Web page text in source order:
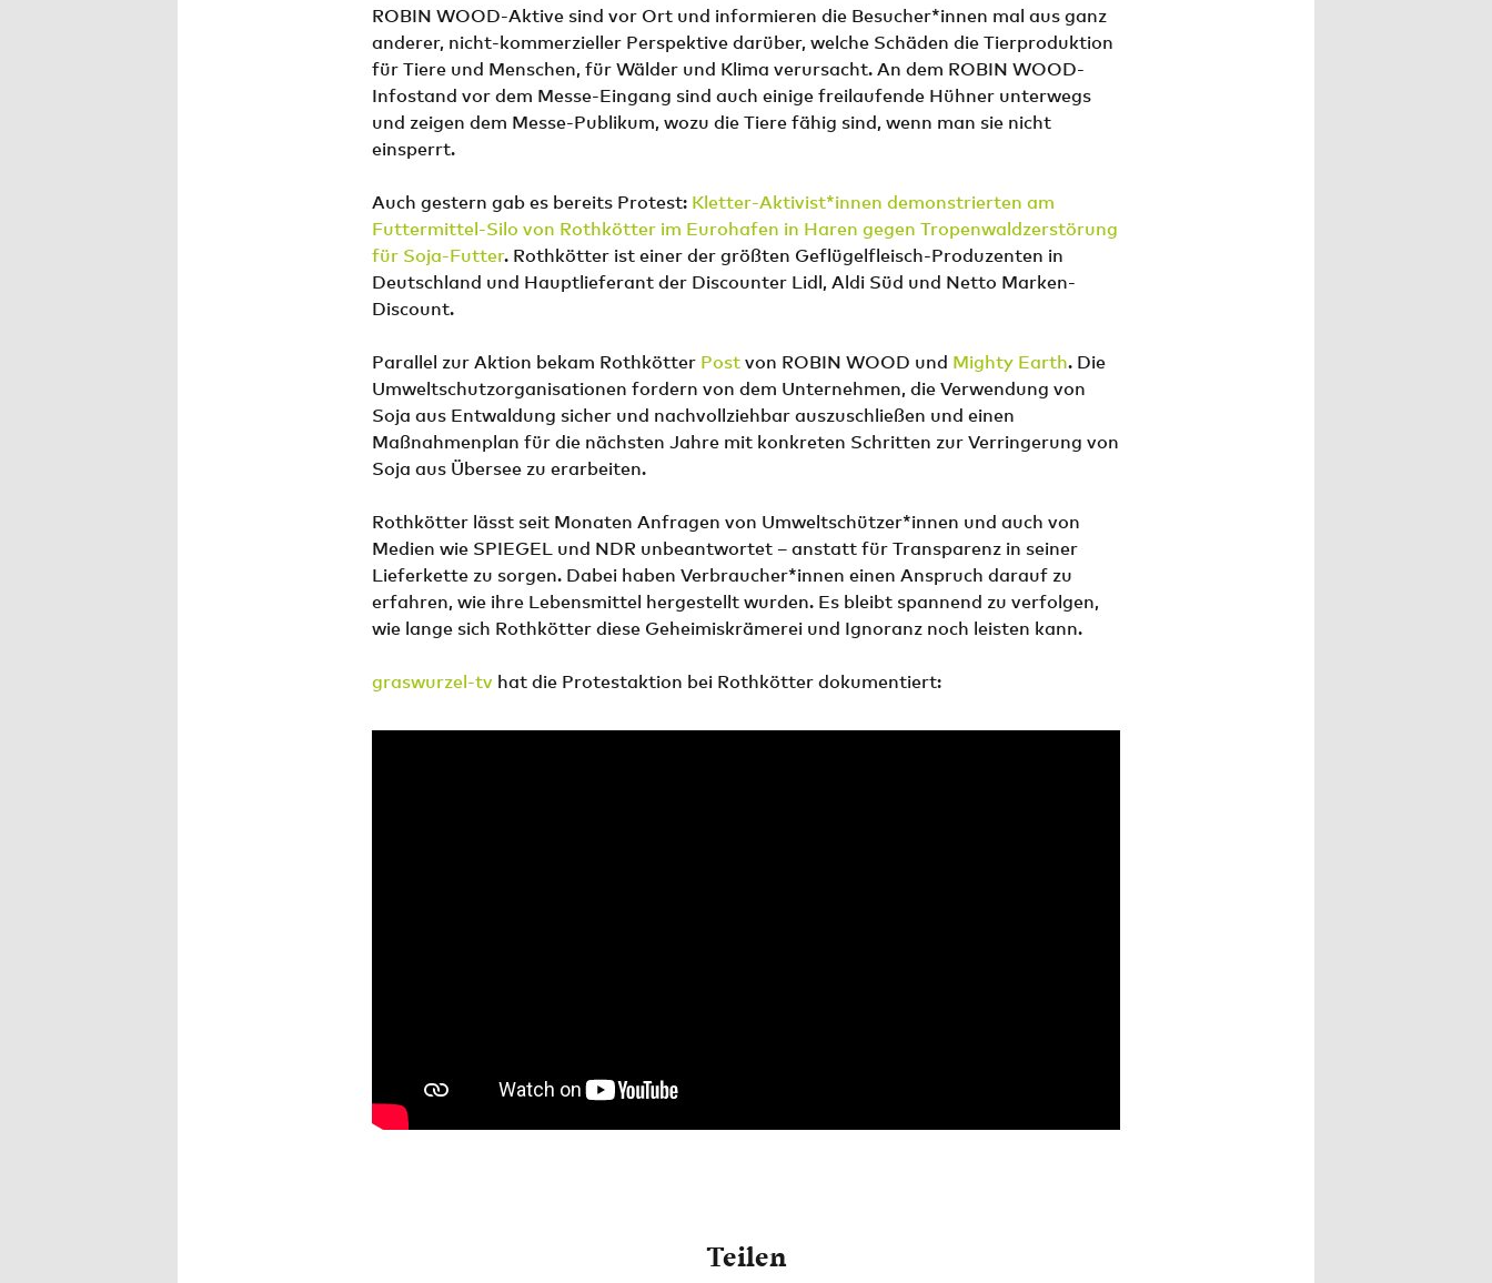
ROBIN WOOD-Aktive sind vor Ort und informieren die Besucher*innen mal aus ganz
anderer, nicht-kommerzieller Perspektive darüber, welche Schäden die Tierproduktion
für Tiere und Menschen, für Wälder und Klima verursacht. An dem ROBIN WOOD-
Infostand vor dem Messe-Eingang sind auch einige freilaufende Hühner unterwegs
und zeigen dem Messe-Publikum, wozu die Tiere fähig sind, wenn man sie nicht
einsperrt.
Auch gestern gab es bereits Protest: Kletter-Aktivist*innen demonstrierten am
Futtermittel-Silo von Rothkötter im Eurohafen in Haren gegen Tropenwaldzerstörung
für Soja-Futter. Rothkötter ist einer der größten Geflügelfleisch-Produzenten in
Deutschland und Hauptlieferant der Discounter Lidl, Aldi Süd und Netto Marken-
Discount.
Parallel zur Aktion bekam Rothkötter Post von ROBIN WOOD und Mighty Earth. Die
Umweltschutzorganisationen fordern von dem Unternehmen, die Verwendung von
Soja aus Entwaldung sicher und nachvollziehbar auszuschließen und einen
Maßnahmenplan für die nächsten Jahre mit konkreten Schritten zur Verringerung von
Soja aus Übersee zu erarbeiten.
Rothkötter lässt seit Monaten Anfragen von Umweltschützer*innen und auch von
Medien wie SPIEGEL und NDR unbeantwortet – anstatt für Transparenz in seiner
Lieferkette zu sorgen. Dabei haben Verbraucher*innen einen Anspruch darauf zu
erfahren, wie ihre Lebensmittel hergestellt wurden. Es bleibt spannend zu verfolgen,
wie lange sich Rothkötter diese Geheimiskrämerei und Ignoranz noch leisten kann.
graswurzel-tvhat die Protestaktion bei Rothkötter dokumentiert:
Teilen